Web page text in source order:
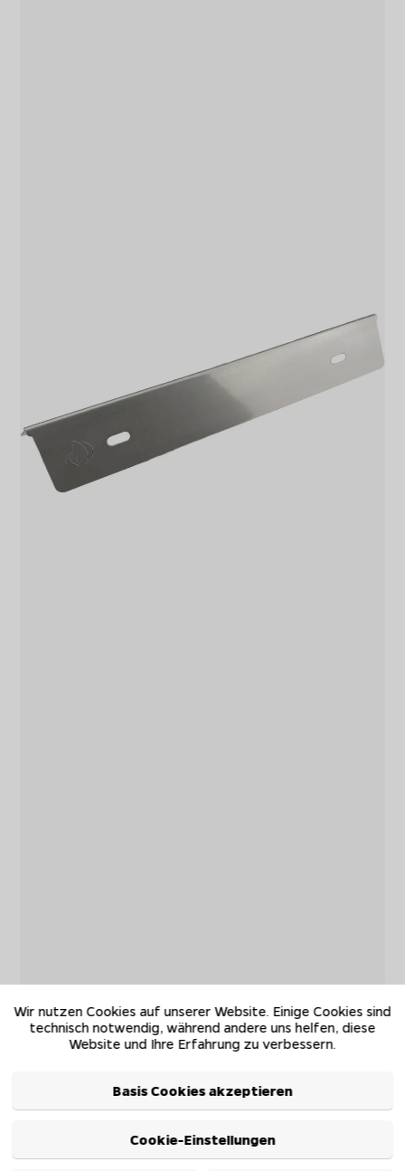
Wir nutzen Cookies auf unserer Website. Einige Cookies sind
technisch notwendig, während andere uns helfen, diese
Website und Ihre Erfahrung zu verbessern.
Basis Cookies akzeptieren
Cookie-Einstellungen